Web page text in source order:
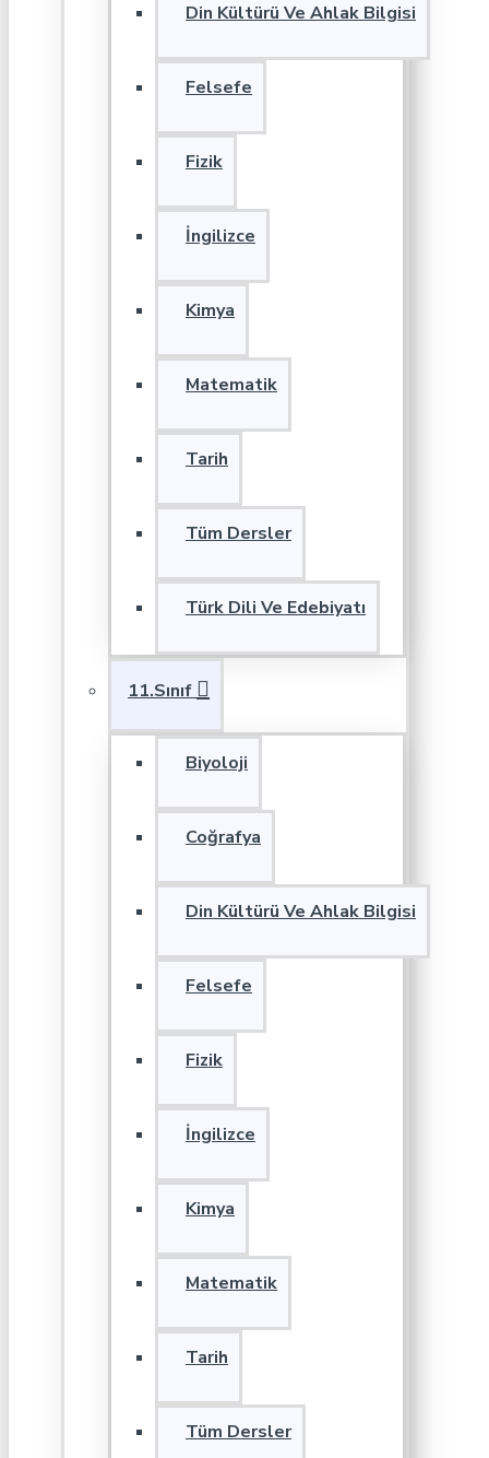
Din Kültürü Ve Ahlak Bilgisi
Felsefe
Fizik
İngilizce
Kimya
Matematik
Tarih
Tüm Dersler
Türk Dili Ve Edebiyatı
11.Sınıf
Biyoloji
Coğrafya
Din Kültürü Ve Ahlak Bilgisi
Felsefe
Fizik
İngilizce
Kimya
Matematik
Tarih
Tüm Dersler